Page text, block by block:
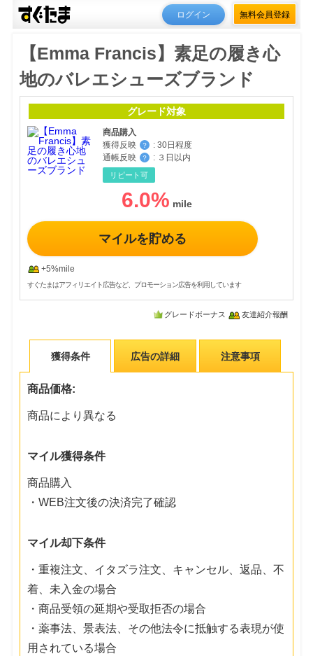
ログイン 無料会員登録
【Emma Francis】素足の履き心
地のバレエシューズブランド
グレード対象
商品購入
獲得反映
？ : 30日程度
通帳反映
？ : ３日以内
リピート可
6.0%
マイルを貯める
+5%mile
すぐたまはアフィリエイト広告など、プロモーション広告を利用しています
グレードボーナス 友達紹介報酬
獲得条件 広告の詳細 注意事項
商品価格:
商品により異なる
マイル獲得条件
商品購入
・WEB注文後の決済完了確認
マイル却下条件
・重複注文、イタズラ注文、キャンセル、返品、不
着、未入金の場合
・商品受領の延期や受取拒否の場合
・薬事法、景表法、その他法令に抵触する表現が使
用されている場合